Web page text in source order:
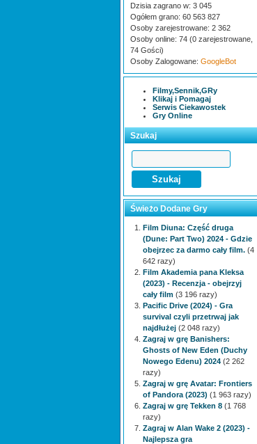
Dzisia zagrano w: 3 045
Ogółem grano: 60 563 827
Osoby zarejestrowane: 2 362
Osoby online: 74 (0 zarejestrowane,
74 Gości)
Osoby Zalogowane: GoogleBot
Filmy,Sennik,GRy
Klikaj i Pomagaj
Serwis Ciekawostek
Gry Online
Szukaj
Świeżo Dodane Gry
Film Diuna: Część druga
(Dune: Part Two) 2024 - Gdzie
obejrzec za darmo cały film. (4
642 razy)
Film Akademia pana Kleksa
(2023) - Recenzja - obejrzyj
cały film (3 196 razy)
Pacific Drive (2024) - Gra
survival czyli przetrwaj jak
najdłużej (2 048 razy)
Zagraj w grę Banishers:
Ghosts of New Eden (Duchy
Nowego Edenu) 2024 (2 262
razy)
Zagraj w grę Avatar: Frontiers
of Pandora (2023) (1 963 razy)
Zagraj w grę Tekken 8 (1 768
razy)
Zagraj w Alan Wake 2 (2023) -
Najlepsza gra